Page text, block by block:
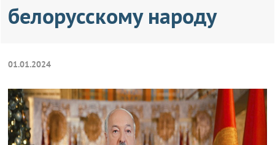
белорусскому народу
01.01.2024